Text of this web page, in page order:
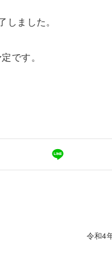
ました。
です。
令和4